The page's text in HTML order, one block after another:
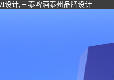
设计,三泰啤酒泰州品牌设计